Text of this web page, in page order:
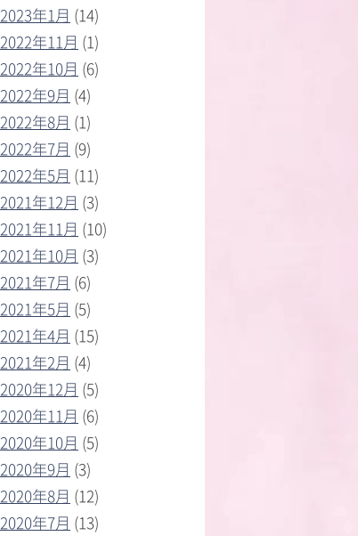
2023年1月 (14)
2022年11月 (1)
2022年10月 (6)
2022年9月 (4)
2022年8月 (1)
2022年7月 (9)
2022年5月 (11)
2021年12月 (3)
2021年11月 (10)
2021年10月 (3)
2021年7月 (6)
2021年5月 (5)
2021年4月 (15)
2021年2月 (4)
2020年12月 (5)
2020年11月 (6)
2020年10月 (5)
2020年9月 (3)
2020年8月 (12)
2020年7月 (13)